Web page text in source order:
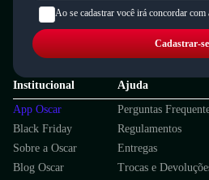
Ao se cadastrar você irá concordar
Cadastrar-se
Institucional
App Oscar
Black Friday
Sobre a Oscar
Blog Oscar
Ajuda
Perguntas
Regulamentos
Entregas
Trocas e